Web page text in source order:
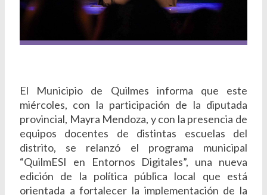
El Municipio de Quilmes informa que este
miércoles, con la participación de la diputada
provincial, Mayra Mendoza, y con la presencia de
equipos docentes de distintas escuelas del
distrito, se relanzó el programa municipal
“QuilmESI en Entornos Digitales”, una nueva
edición de la política pública local que está
orientada a fortalecer la implementación de la